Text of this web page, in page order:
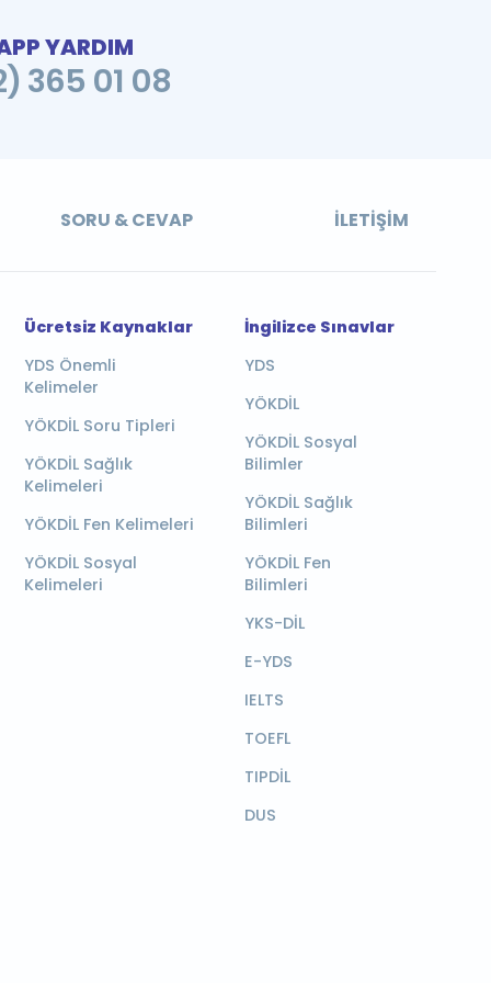
YARDIM
365 01 08
SORU & CEVAP İLETIŞIM
Ücretsiz Kaynaklar
YDS Önemli
Kelimeler
YÖKDİL Soru Tipleri
YÖKDİL Sağlık
Kelimeleri
YÖKDİL Fen Kelimeleri
YÖKDİL Sosyal
Kelimeleri
İngilizce Sınavlar
YDS
YÖKDİL
YÖKDİL Sosyal
Bilimler
YÖKDİL Sağlık
Bilimleri
YÖKDİL Fen
Bilimleri
YKS-DİL
E-YDS
IELTS
TOEFL
TIPDİL
DUS